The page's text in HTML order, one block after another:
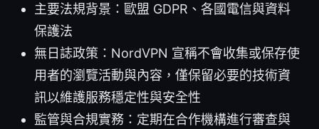
主要法規背景：歐盟 GDPR、各國電信與資料
保護法
無日誌政策：NordVPN 宣稱不會收集或保存使
用者的瀏覽活動與內容，僅保留必要的技術資
訊以維護服務穩定性與安全性
監管與合規實務：定期在合作機構進行審查與